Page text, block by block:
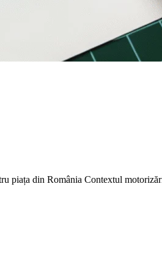
piața din România Contextul